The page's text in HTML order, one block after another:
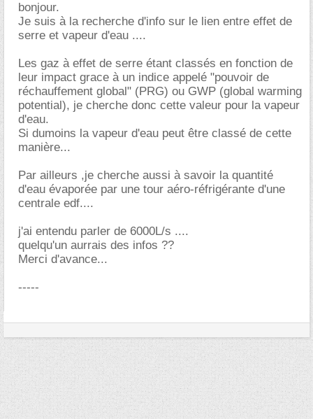
bonjour.
Je suis à la recherche d'info sur le lien entre effet de
serre et vapeur d'eau ....
Les gaz à effet de serre étant classés en fonction de
leur impact grace à un indice appelé "pouvoir de
réchauffement global" (PRG) ou GWP (global warming
potential), je cherche donc cette valeur pour la vapeur
d'eau.
Si dumoins la vapeur d'eau peut être classé de cette
manière...
Par ailleurs ,je cherche aussi à savoir la quantité
d'eau évaporée par une tour aéro-réfrigérante d'une
centrale edf....
j'ai entendu parler de 6000L/s ....
quelqu'un aurrais des infos ??
Merci d'avance...
-----